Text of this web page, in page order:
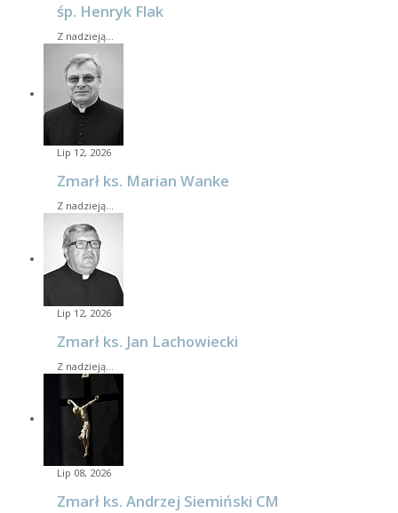
śp. Henryk Flak
Z nadzieją…
Lip 12, 2026
Zmarł ks. Marian Wanke
Z nadzieją…
Lip 12, 2026
Zmarł ks. Jan Lachowiecki
Z nadzieją…
Lip 08, 2026
Zmarł ks. Andrzej Siemiński CM